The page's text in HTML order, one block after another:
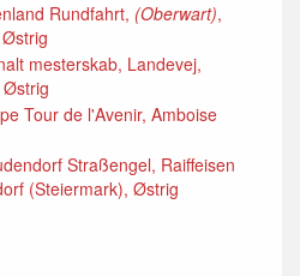
Rundfahrt, (Oberwart),
mesterskab, Landevej,
Østrig
Tour de l'Avenir, Amboise
Straßengel, Raiffeisen
(Steiermark), Østrig